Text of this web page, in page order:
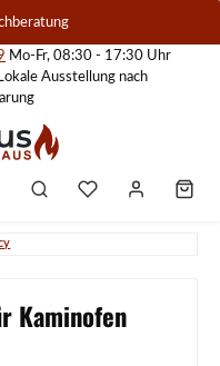
Mo-Fr, 08:30 - 17:30 Uhr
Ausstellung nach
Kaminofen